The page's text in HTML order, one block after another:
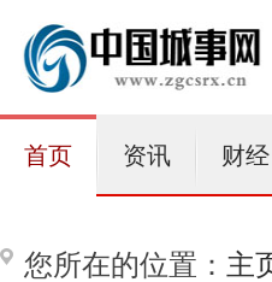
首页 资讯 财经
您所在的位置： 主